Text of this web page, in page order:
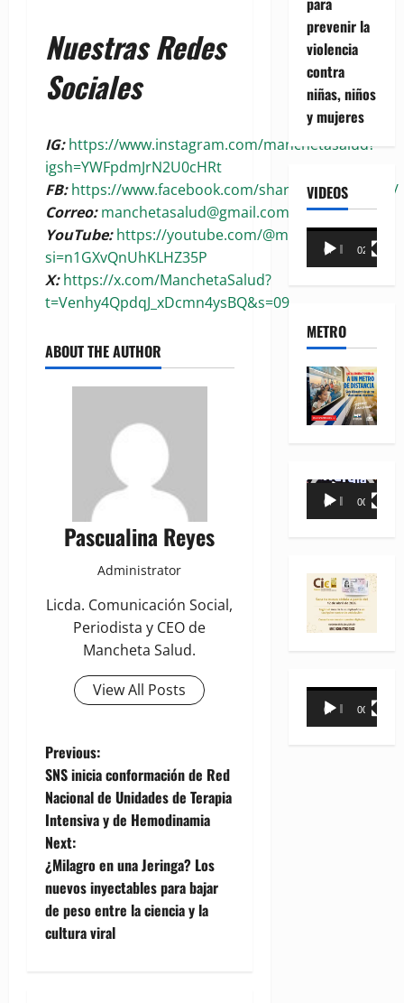
Nuestras Redes
Sociales
IG:https://www.instagram.com/manchetasalud?
igsh=YWFpdmJrN2U0cHRt
FB:https://www.facebook.com/share/1BoaKRywuG/
Correo:manchetasalud@gmail.com
YouTube: https://youtube.com/@manchetasalud?
si=n1GXvQnUhKLHZ35P
X:https://x.com/ManchetaSalud?
t=Venhy4QpdqJ_xDcmn4ysBQ&s=09
ABOUT THE AUTHOR
Pascualina Reyes
Administrator
Licda. Comunicación Social,
Periodista y CEO de
Mancheta Salud.
View All Posts
P
o
s
t
n
a
Previous:
SNS inicia conformación de Red
Nacional de Unidades de Terapia
Intensiva y de Hemodinamia
Next:
¿Milagro en una Jeringa? Los
nuevos inyectables para bajar
de peso entre la ciencia y la
cultura viral
prevenir la
violencia
contra
niñas, niños
y mujeres
VIDEOS
Reproductor
00:00 02:18
METRO
Reproductor
00:00 00:35
Reproductor
00:00 00:31